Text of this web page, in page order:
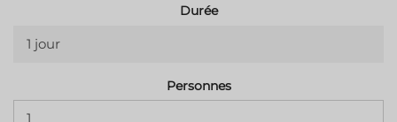
Durée
1 jour
Personnes